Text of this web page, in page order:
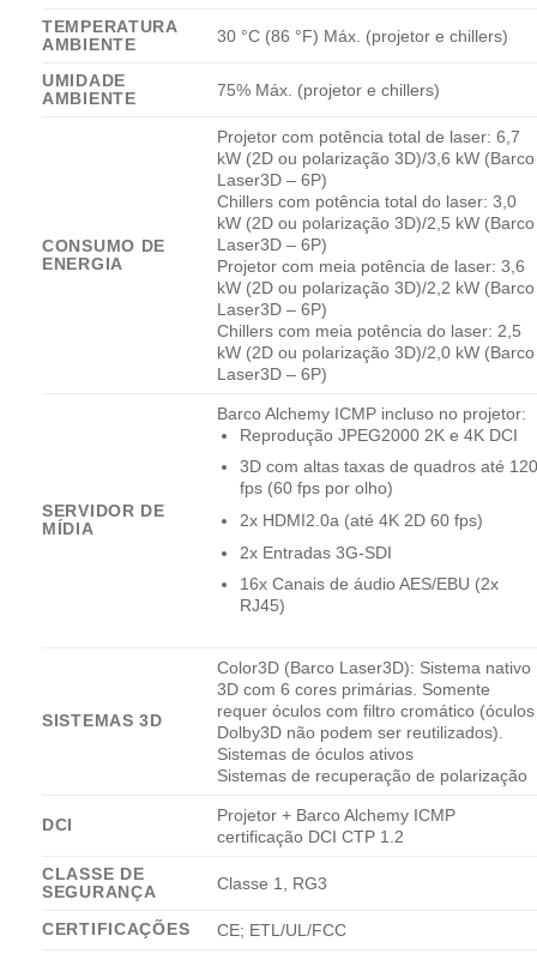
TEMPERATURA
AMBIENTE
30 °C (86 °F) Máx. (projetor e chillers)
UMIDADE
AMBIENTE
75% Máx. (projetor e chillers)
CONSUMO DE
ENERGIA
Projetor com potência total de laser: 6,7
kW (2D ou polarização 3D)/3,6 kW (Barco
Laser3D – 6P)
Chillers com potência total do laser: 3,0
kW (2D ou polarização 3D)/2,5 kW (Barco
Laser3D – 6P)
Projetor com meia potência de laser: 3,6
kW (2D ou polarização 3D)/2,2 kW (Barco
Laser3D – 6P)
Chillers com meia potência do laser: 2,5
kW (2D ou polarização 3D)/2,0 kW (Barco
Laser3D – 6P)
SERVIDOR DE
MÍDIA
Barco Alchemy ICMP incluso no projetor:
Reprodução JPEG2000 2K e 4K DCI
3D com altas taxas de quadros até 120
fps (60 fps por olho)
2x HDMI2.0a (até 4K 2D 60 fps)
2x Entradas 3G-SDI
16x Canais de áudio AES/EBU (2x
RJ45)
SISTEMAS 3D
Color3D (Barco Laser3D): Sistema nativo
3D com 6 cores primárias. Somente
requer óculos com filtro cromático (óculos
Dolby3D não podem ser reutilizados).
Sistemas de óculos ativos
Sistemas de recuperação de polarização
DCI
Projetor + Barco Alchemy ICMP
certificação DCI CTP 1.2
CLASSE DE
SEGURANÇA
Classe 1, RG3
CERTIFICAÇÕES CE; ETL/UL/FCC